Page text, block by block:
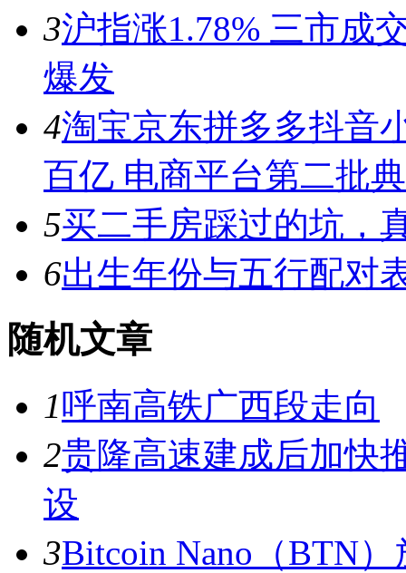
3沪指涨1.78% 三市成
爆发
4淘宝京东拼多多抖音
百亿 电商平台第二批
5买二手房踩过的坑，
6出生年份与五行配对
随机文章
1呼南高铁广西段走向
2贵隆高速建成后加快
设
3Bitcoin Nano（BTN